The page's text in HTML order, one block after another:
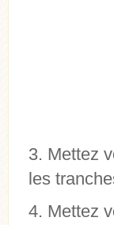
Mettez
les
Mettez